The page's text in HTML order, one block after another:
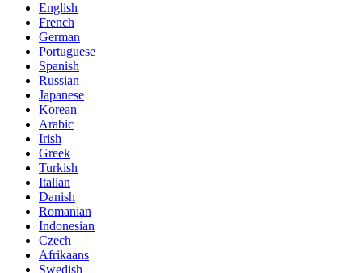
English
French
German
Portuguese
Spanish
Russian
Japanese
Korean
Arabic
Irish
Greek
Turkish
Italian
Danish
Romanian
Indonesian
Czech
Afrikaans
Swedish